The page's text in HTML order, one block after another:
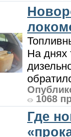
На днях
1068
Где